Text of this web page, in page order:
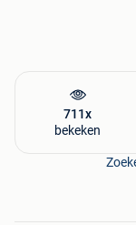
711x
bekeken